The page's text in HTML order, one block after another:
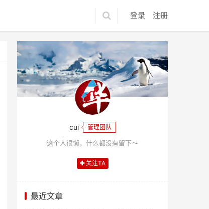
登录 注册
cui 管理团队
这个人很懒，什么都没有留下～
关注TA
最近文章